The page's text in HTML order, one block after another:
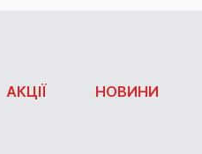
АКЦІЇ НОВИНИ